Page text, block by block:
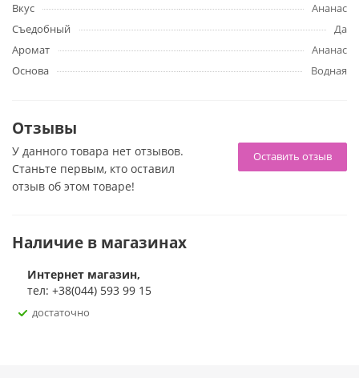
Характеристики
Внешний диаметр мастурбатора 8,9 см
Восстанавливающая пудра ULTRASKYN™ Refresh
Powder 5 г
Вкус
Ананас
Съедобный
Да
Аромат
Ананас
Основа
Водная
Отзывы
Оставить отзыв
У данного товара нет отзывов.
Станьте первым, кто оставил
отзыв об этом товаре!
Наличие в магазинах
Интернет магазин,
тел: +38(044) 593 99 15
достаточно